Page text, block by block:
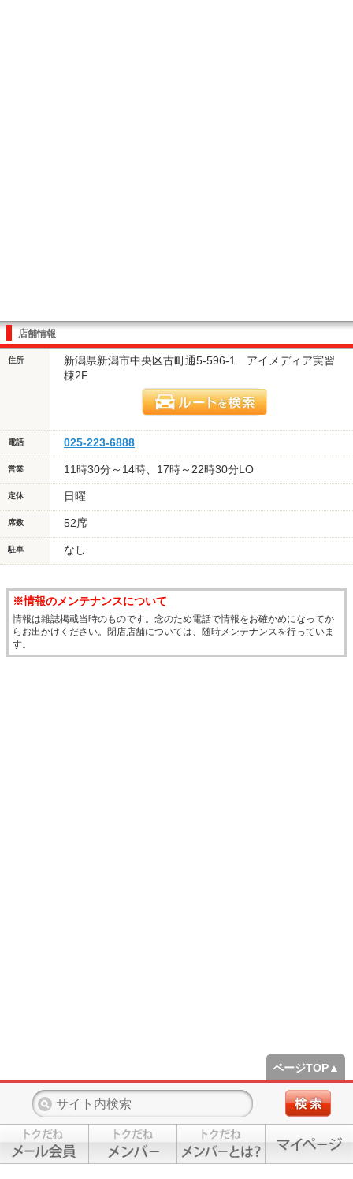
店舗情報
住所
新潟県新潟市中央区古町通5-596-1 アイメディア実習
棟2F
電話 025-223-6888
営業 11時30分～14時、17時～22時30分LO
定休 日曜
席数 52席
駐車 なし
※情報のメンテナンスについて
情報は雑誌掲載当時のものです。念のため電話で情報をお確かめになってか
らお出かけください。閉店店舗については、随時メンテナンスを行っていま
す。
ページTOP▲